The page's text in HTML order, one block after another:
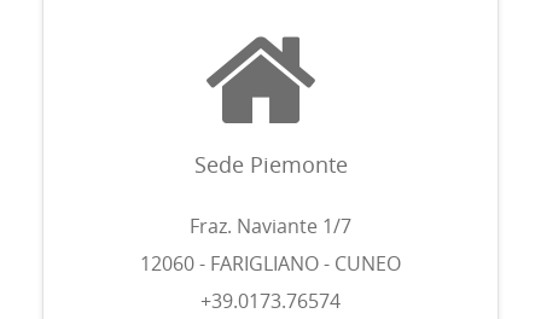
Sede Piemonte
Fraz. Naviante 1/7
12060 - FARIGLIANO - CUNEO
+39.0173.76574